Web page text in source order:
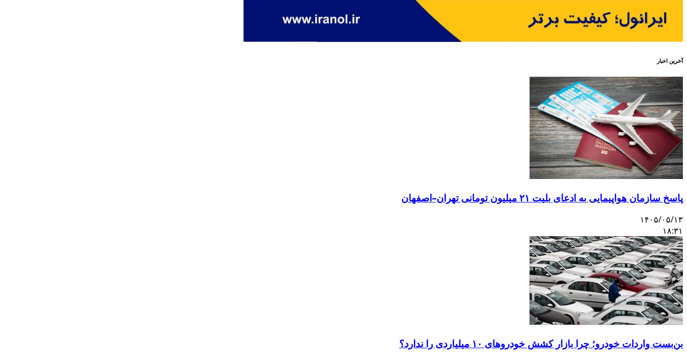
آخرین اخبار
پاسخ سازمان هواپیمایی به ادعای بلیت ۲۱ میلیون تومانی تهران–اصفهان
۱۴۰۵/۰۵/۱۳
۱۸:۳۱
بن‌بست واردات خودرو؛ چرا بازار کشش خودروهای ۱۰ میلیاردی را ندارد؟